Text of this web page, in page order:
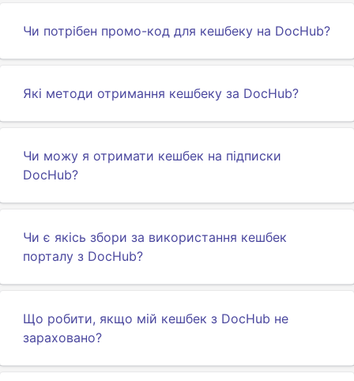
Чи потрібен промо-код для кешбеку на DocHub?
Які методи отримання кешбеку за DocHub?
Чи можу я отримати кешбек на підписки
DocHub?
Чи є якісь збори за використання кешбек
порталу з DocHub?
Що робити, якщо мій кешбек з DocHub не
зараховано?